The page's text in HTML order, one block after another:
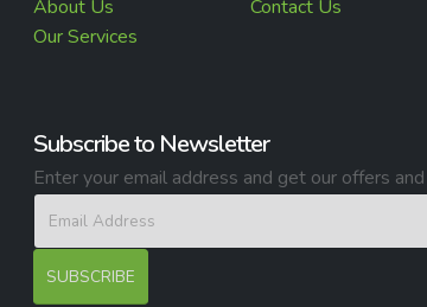
About Us
Our Services
Contact Us
Subscribe to Newsletter
Enter your email address and get our offers